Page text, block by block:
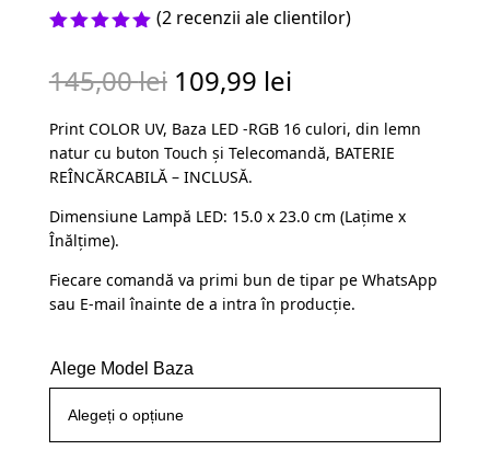
pe baza a
evaluări
clienți
(2 recenzii ale clientilor)
145,00lei Prețul
a
fost:
109,99 leiPrețul
este:
109,99 lei.
Print COLOR UV, Baza LED -RGB 16 culori, din lemn
natur cu buton Touch și Telecomandă, BATERIE
REÎNCĂRCABILĂ – INCLUSĂ.
Dimensiune Lampă LED: 15.0 x 23.0 cm (Lațime x
Înălțime).
Fiecare comandă va primi bun de tipar pe WhatsApp
sau E-mail înainte de a intra în producție.
Alege Model Baza